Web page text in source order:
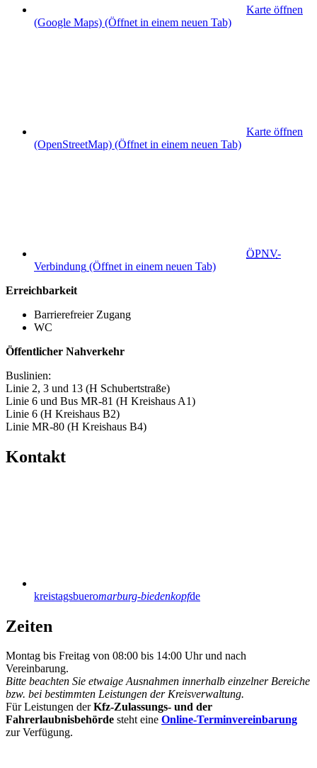
Karte öffnen
(Google Maps) (Öffnet in einem neuen Tab)
Karte öffnen
(OpenStreetMap) (Öffnet in einem neuen Tab)
ÖPNV-
Verbindung (Öffnet in einem neuen Tab)
Erreichbarkeit
Barrierefreier Zugang
WC
Öffentlicher Nahverkehr
Buslinien:
Linie 2, 3 und 13 (H Schubertstraße)
Linie 6 und Bus MR-81 (H Kreishaus A1)
Linie 6 (H Kreishaus B2)
Linie MR-80 (H Kreishaus B4)
Kontakt
kreistagsbueromarburg-biedenkopfde
Zeiten
Montag bis Freitag von 08:00 bis 14:00 Uhr und nach
Vereinbarung.
Bitte beachten Sie etwaige Ausnahmen innerhalb einzelner Bereiche
bzw. bei bestimmten Leistungen der Kreisverwaltung.
Für Leistungen derKfz-Zulassungs- und der
Fahrerlaubnisbehörde steht eine Online-Terminvereinbarung
zur Verfügung.